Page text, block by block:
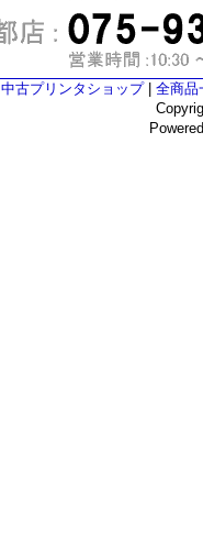
中古プリンタショップ| 全商品